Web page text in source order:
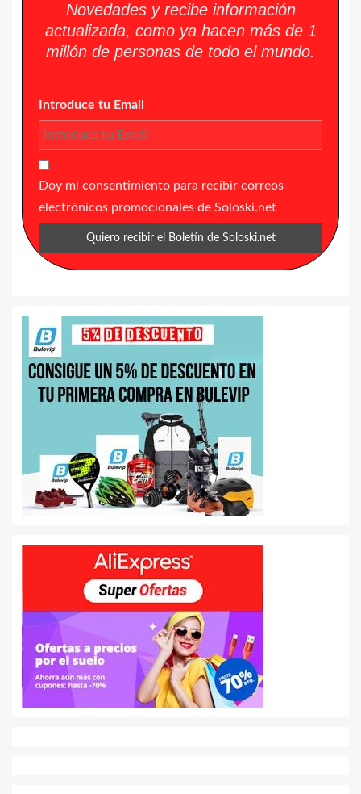
Novedades y recibe información
actualizada, como ya hacen más de 1
millón de personas de todo el mundo.
Introduce tu Email
Doy mi consentimiento para recibir correos
electrónicos promocionales de Soloski.net